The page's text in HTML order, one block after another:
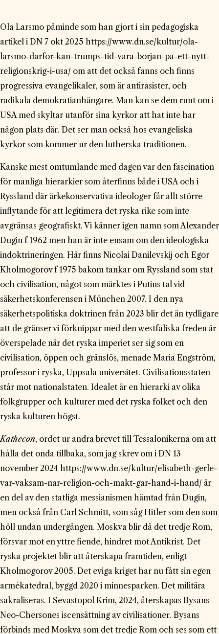
Ola Larsmo påminde som han gjort i sin pedagogiska
artikel i DN 7 okt 2025 https://www.dn.se/kultur/ola-
larsmo-darfor-kan-trumps-tid-vara-borjan-pa-ett-nytt-
religionskrig-i-usa/ om att det också fanns och finns
progressiva evangelikaler, som är antirasister, och
radikala demokratianhängare. Man kan se dem runt om i
USA med skyltar utanför sina kyrkor att hat inte har
någon plats där. Det ser man också hos evangeliska
kyrkor som kommer ur den lutherska traditionen.
Kanske mest omtumlande med dagen var den fascination
för manliga hierarkier som återfinns både i USA och i
Ryssland där ärkekonservativa ideologer får allt större
inflytande för att legitimera det ryska rike som inte
avgränsas geografiskt. Vi känner igen namn som Alexander
Dugin f 1962 men han är inte ensam om den ideologiska
indoktrineringen. Här finns Nicolai Danilevskij och Egor
Kholmogorov f 1975 bakom tankar om Ryssland som stat
och civilisation, något som märktes i Putins tal vid
säkerhetskonferensen i München 2007. I den nya
säkerhetspolitiska doktrinen från 2023 blir det än tydligare
att de gränser vi förknippar med den westfaliska freden är
överspelade när det ryska imperiet ser sig som en
civilisation, öppen och gränslös, menade Maria Engström,
professor i ryska, Uppsala universitet. Civilisationsstaten
står mot nationalstaten. Idealet är en hierarki av olika
folkgrupper och kulturer med det ryska folket och den
ryska kulturen högst.
Kathecon, ordet ur andra brevet till Tessalonikerna om att
hålla det onda tillbaka, som jag skrev om i DN 13
november 2024 https://www.dn.se/kultur/elisabeth-gerle-
var-vaksam-nar-religion-och-makt-gar-hand-i-hand/ är
en del av den statliga messianismen hämtad från Dugin,
men också från Carl Schmitt, som såg Hitler som den som
höll undan undergången. Moskva blir då det tredje Rom,
försvar mot en yttre fiende, hindret mot Antikrist. Det
ryska projektet blir att återskapa framtiden, enligt
Kholmogorov 2005. Det eviga kriget har nu fått sin egen
armékatedral, byggd 2020 i minnesparken. Det militära
sakraliseras. I Sevastopol Krim, 2024, återskapas Bysans
Neo-Chersones iscensättning av civilisationer. Bysans
förbinds med Moskva som det tredje Rom och ses som ett